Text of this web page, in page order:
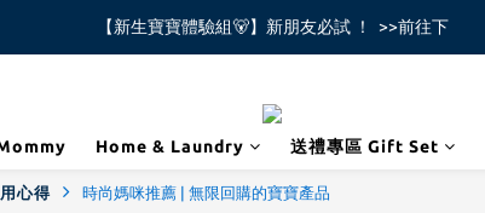
全館不限金額免運費🚚
【新生寶寶體驗組🐻】新朋友必試 ！  >>前往下
Home & Laundry 送禮專區 Gift Set
心得 時尚媽咪推薦 | 無限回購的寶寶產品